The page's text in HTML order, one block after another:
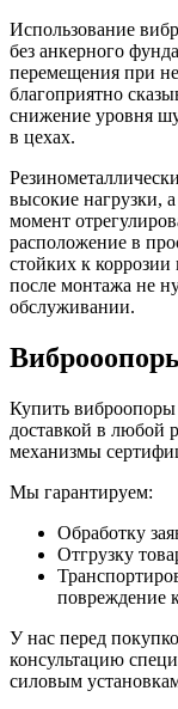
Использование
без анкерного
перемещения при
благоприятно
снижение уровня
в цехах.
высокие нагрузки,
момент
расположение в
стойких к
после монтажа не
обслуживании.
Купить
доставкой в любой
механизмы
Мы гарантируем:
Обработку
Отгрузку
повреждение
У нас перед
консультацию
силовым